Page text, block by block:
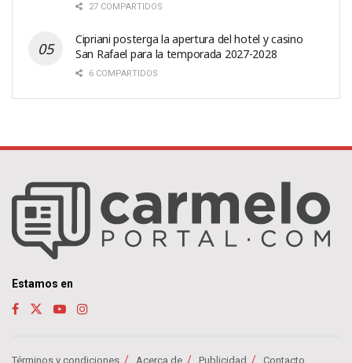
27 COMPARTIDOS
Cipriani posterga la apertura del hotel y casino
San Rafael para la temporada 2027-2028
6 COMPARTIDOS
Estamos en
Términos y condiciones Acerca de Publicidad Contacto